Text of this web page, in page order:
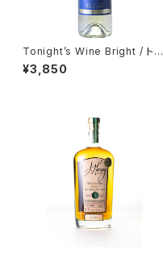
Tonight’s Wine Bright / トゥ
ナイトワイン ブライト
¥3,850